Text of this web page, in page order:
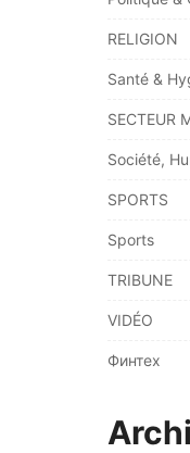
RELIGION
Santé &
SECTEUR
Société,
SPORTS
Sports
TRIBUNE
VIDÉO
Финтех